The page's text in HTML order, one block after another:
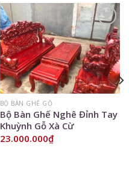
Add to
Wishlist
BỘ BÀN GHẾ GỖ
Bộ Bàn Ghế Nghê Đỉnh Tay
Khuỳnh Gỗ Xà Cừ
23.000.000₫